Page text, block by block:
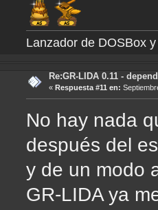
Lanzador de DOSBox
Re:GR-LIDA 0.11 -
« Respuesta #11 en:
No hay nada
después del
y de un modo
GR-LIDA ya